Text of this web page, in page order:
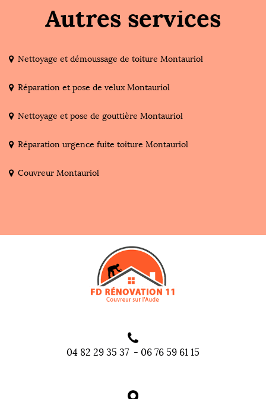
Autres services
Nettoyage et démoussage de toiture Montauriol
Réparation et pose de velux Montauriol
Nettoyage et pose de gouttière Montauriol
Réparation urgence fuite toiture Montauriol
Couvreur Montauriol
04 82 29 35 37 - 06 76 59 61 15